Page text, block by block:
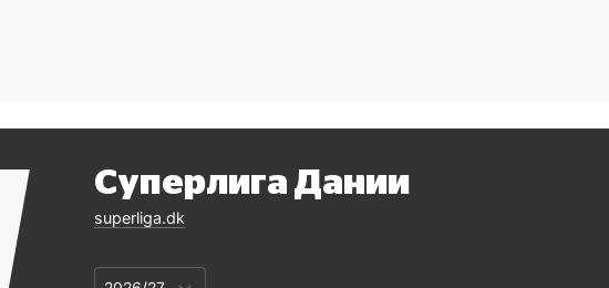
Суперлига Дании
superliga.dk